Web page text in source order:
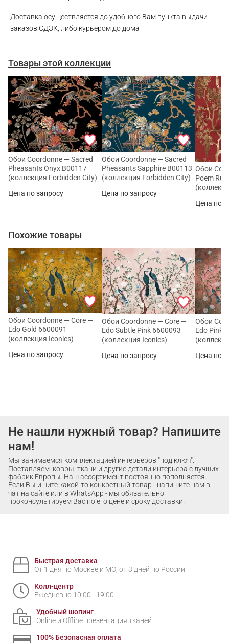
Доставка осуществляется до удобного Вам пункта выдачи
заказов СДЭК, либо курьером до дома
Товары этой коллекции
Обои Coordonne — Sacred
Pheasants Onyx B00117
(коллекция Forbidden City)
Цена по запросу
Обои Coordonne — Sacred
Pheasants Sapphire B00113
(коллекция Forbidden City)
Цена по запросу
Обои
Poem
Цена по
Похожие товары
Обои Coordonne — Core —
Edo Gold 6600091
(коллекция Iconics)
Цена по запросу
Обои Coordonne — Core —
Edo Subtle Pink 6600093
(коллекция Iconics)
Цена по запросу
Обои
Edo Pink
Цена по
Не нашли нужный товар? Напишите
нам!
Мы занимаемся комплектацией интерьеров "под ключ".
Поставляем: ковры, ткани и другие детали интерьера с лучших
фабрик Европы. Наш ассортимент постоянно пополняется.
Если Вы ищите какой-то конкретный товар - напишите нам в
чат на сайте или в WhatsApp - мы обязательно
проконсультируем Вас по его цене и сроку доставки!
Быстрая доставка
От 1 дня по Москве и МО, от 3 дней по России
Колл-центр
Ежедневно 10:00 - 19:00
Удобный шопинг
Online и Offline презентация тканей
100% Безопасная оплата